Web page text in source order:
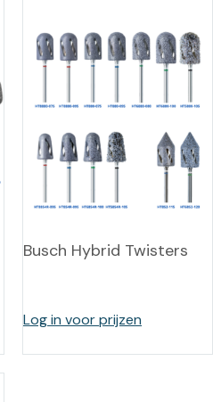
Busch Hybrid Twisters
Log in voor prijzen